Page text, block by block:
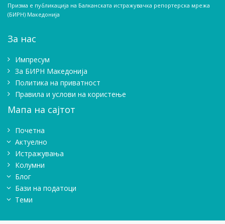
Призма е публикација на Балканската истражувачка репортерска мрежа
(БИРН) Македонија
За нас
Импресум
Зa БИРН Македонија
Политика на приватност
Правила и услови на користење
Мапа на сајтот
Почетна
Актуелно
Истражувањa
Колумни
Блог
Бази на податоци
Теми